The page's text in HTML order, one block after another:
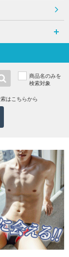
商品名のみを
検索対象
はこちらから